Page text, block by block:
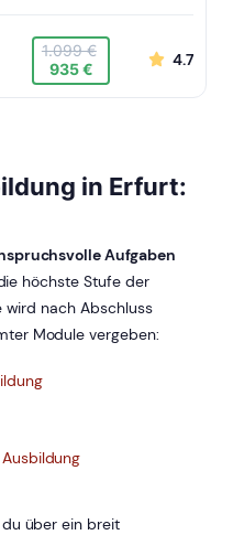
1.099 €
935 €
4.7
in Erfurt:
Aufgaben
höchste Stufe der
wird nach Abschluss
Module vergeben:
über ein breit